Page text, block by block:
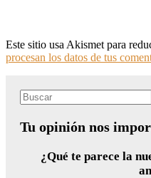
Este sitio usa Akismet para
procesan los datos de tus
Search
Tu opinión nos
¿Qué te parece la